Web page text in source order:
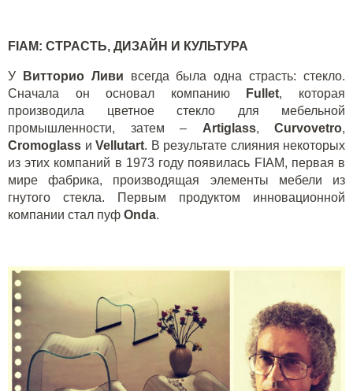
FIAM: СТРАСТЬ, ДИЗАЙН И КУЛЬТУРА
У Витторио Ливи всегда была одна страсть: стекло.
Сначала он основал компанию
Fullet, которая
производила цветное стекло для мебельной
промышленности, затем – Artiglass, Curvovetro,
Cromoglass и Vellutart. В результате слияния некоторых
из этих компаний в 1973 году появилась FIAM, первая в
мире фабрика, производящая элементы мебели из
гнутого стекла. Первым продуктом инновационной
компании стал пуф Onda.